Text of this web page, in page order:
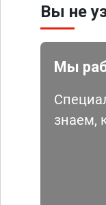
Вы не
Мы
знаем,